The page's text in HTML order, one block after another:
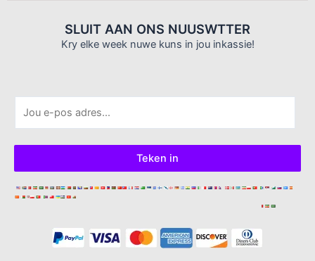
SLUIT AAN ONS NUUSWTTER
Kry elke week nuwe kuns in jou inkassie!
s
*
Teken in